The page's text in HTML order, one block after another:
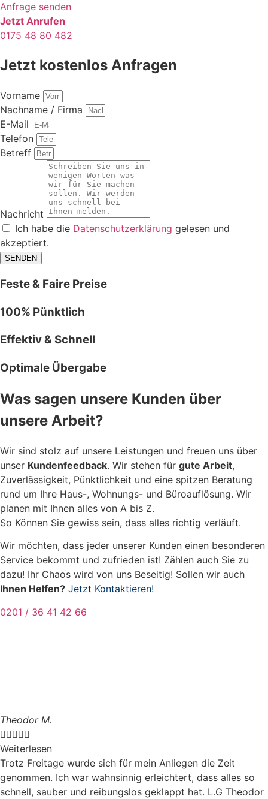
Anfrage senden
Jetzt Anrufen
0175 48 80 482
Jetzt kostenlos Anfragen
Vorname
Nachname / Firma
E-Mail
Telefon
Betreff
Nachricht
Ich habe die Datenschutzerklärung gelesen und
akzeptiert.
SENDEN
Feste & Faire Preise
100% Pünktlich
Effektiv & Schnell
Optimale Übergabe
Was sagen unsere Kunden über
unsere Arbeit?
Wir sind stolz auf unsere Leistungen und freuen uns über
unser Kundenfeedback. Wir stehen für gute Arbeit,
Zuverlässigkeit, Pünktlichkeit und eine spitzen Beratung
rund um Ihre Haus-, Wohnungs- und Büroauflösung. Wir
planen mit Ihnen alles von A bis Z.
So Können Sie gewiss sein, dass alles richtig verläuft.
Wir möchten, dass jeder unserer Kunden einen besonderen
Service bekommt und zufrieden ist! Zählen auch Sie zu
dazu! Ihr Chaos wird von uns Beseitig! Sollen wir auch
Ihnen Helfen? Jetzt Kontaktieren!
0201 / 36 41 42 66
Theodor M.

Weiterlesen
Trotz Freitage wurde sich für mein Anliegen die Zeit
genommen. Ich war wahnsinnig erleichtert, dass alles so
schnell, sauber und reibungslos geklappt hat. L.G Theodor